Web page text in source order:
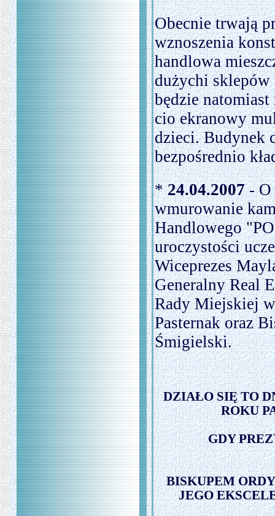
Obecnie trwają
wznoszenia
handlowa
dużychi sklepów
będzie
cio ekranowy
dzieci. Budynek
bezpośrednio
*24.04.2007- O
wmurowanie
Handlowego
uroczystości
Wiceprezes
Generalny Real
Rady Miejskiej
Pasternak oraz
Śmigielski.
DZIAŁO SIĘ TO
ROKU
GDY
BISKUPEM
JEGO